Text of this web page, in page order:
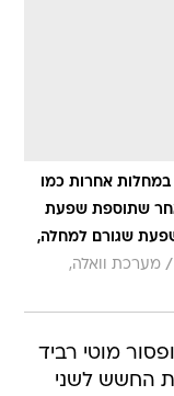
אחרות כמו
אחר שתוספת שפעת
שגורם למחלה,
/ מערכת וואלה,
מוטי רביד
החשש לשני